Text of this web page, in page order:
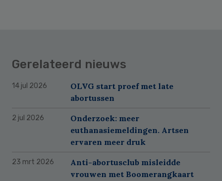
Gerelateerd nieuws
14 jul 2026
OLVG start proef met late
abortussen
2 jul 2026
Onderzoek: meer
euthanasiemeldingen. Artsen
ervaren meer druk
23 mrt 2026
Anti-abortusclub misleidde
vrouwen met Boomerangkaart